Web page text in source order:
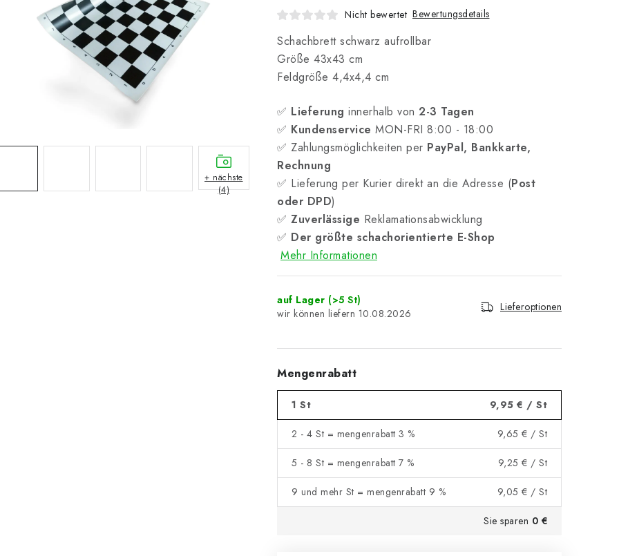
Nicht bewertet Bewertungsdetails
Schachbrett schwarz aufrollbar
Größe 43x43 cm
Feldgröße 4,4x4,4 cm
✅ Lieferung innerhalb von 2-3 Tagen
✅ Kundenservice MON-FRI 8:00 - 18:00
✅ Zahlungsmöglichkeiten per PayPal, Bankkarte,
Rechnung
✅ Lieferung per Kurier direkt an die Adresse (Post
oder DPD)
✅ Zuverlässige Reklamationsabwicklung
✅ Der größte schachorientierte E-Shop
Mehr Informationen
auf Lager (>5 St)
10.08.2026
Lieferoptionen
Mengenrabatt
1 St 9,95 € / St
2 - 4 St = mengenrabatt 3 % 9,65 € / St
5 - 8 St = mengenrabatt 7 % 9,25 € / St
9 und mehr St = mengenrabatt 9 % 9,05 € / St
Sie sparen 0 €
+ nächste
(4)